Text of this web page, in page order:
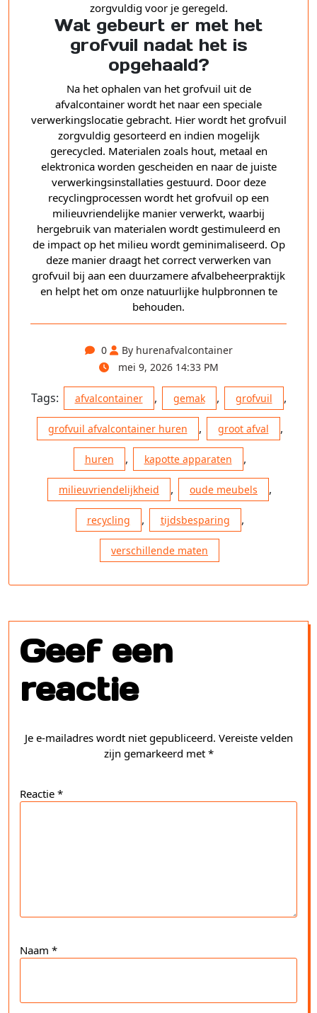
zorgvuldig voor je geregeld.
Wat gebeurt er met het
grofvuil nadat het is
opgehaald?
Na het ophalen van het grofvuil uit de
afvalcontainer wordt het naar een speciale
verwerkingslocatie gebracht. Hier wordt het grofvuil
zorgvuldig gesorteerd en indien mogelijk
gerecycled. Materialen zoals hout, metaal en
elektronica worden gescheiden en naar de juiste
verwerkingsinstallaties gestuurd. Door deze
recyclingprocessen wordt het grofvuil op een
milieuvriendelijke manier verwerkt, waarbij
hergebruik van materialen wordt gestimuleerd en
de impact op het milieu wordt geminimaliseerd. Op
deze manier draagt het correct verwerken van
grofvuil bij aan een duurzamere afvalbeheerpraktijk
en helpt het om onze natuurlijke hulpbronnen te
behouden.
0
By hurenafvalcontainer
mei 9, 2026 14:33 PM
Tags: afvalcontainer , gemak , grofvuil ,
grofvuil afvalcontainer huren , groot afval ,
huren , kapotte apparaten ,
milieuvriendelijkheid , oude meubels ,
recycling , tijdsbesparing ,
verschillende maten
Geef een
reactie
Je e-mailadres wordt niet gepubliceerd. Vereiste velden
zijn gemarkeerd met *
Reactie *
Naam *